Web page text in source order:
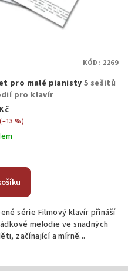
pro malé pianisty5 sešitů
pro klavír
(–13 %)
série Filmový klavír přináší
melodie ve snadných
začínající a mírně...
KÓD: 2269